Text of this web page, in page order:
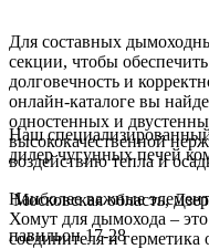
Для составных
секции, чтобы
долговечность и
онлайн-каталоге вы
одностенных и
высококачественной
воздействию тепла и
Наиболее важные
Хомут для дымохода –
соединителя и герметика
Наш
дилер чугунных печей
Московская область,
павильон 17-28